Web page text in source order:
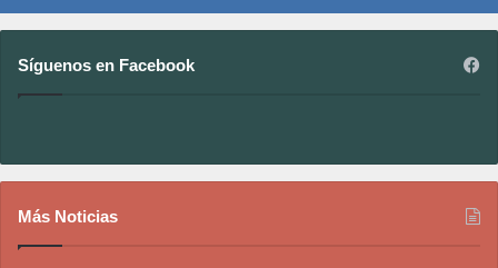
Síguenos en Facebook
Más Noticias